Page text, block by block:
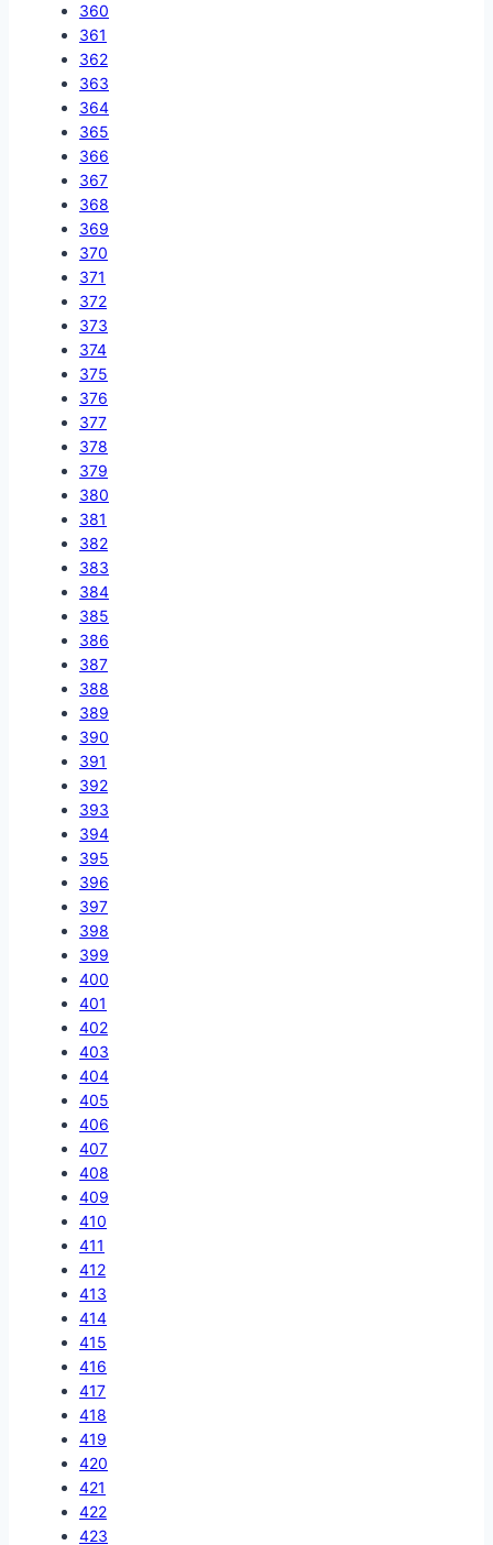
360
361
362
363
364
365
366
367
368
369
370
371
372
373
374
375
376
377
378
379
380
381
382
383
384
385
386
387
388
389
390
391
392
393
394
395
396
397
398
399
400
401
402
403
404
405
406
407
408
409
410
411
412
413
414
415
416
417
418
419
420
421
422
423